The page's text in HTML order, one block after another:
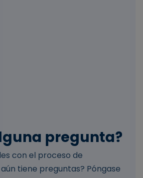
pregunta?
con el proceso de
tiene preguntas? Póngase